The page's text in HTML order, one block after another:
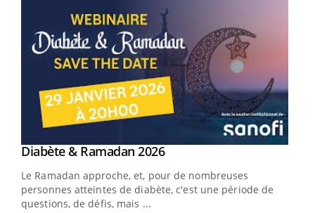
Youtube
Diabète & Ramadan 2026Youtube
Le Ramadan approche, et, pour de nombreuses
personnes atteintes de diabète, c'est une période de
questions, de défis, mais ...